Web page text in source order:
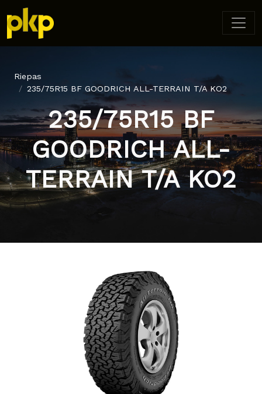
Riepas
235/75R15 BF GOODRICH ALL-TERRAIN T/A KO2
235/75R15 BF
GOODRICH ALL-
TERRAIN T/A KO2